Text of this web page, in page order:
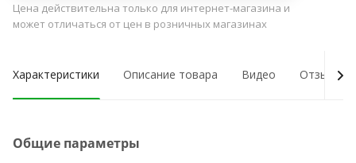
Цена действительна только для интернет-магазина и
может отличаться от цен в розничных магазинах
Характеристики Описание товара Видео Отзывы о
Общие параметры